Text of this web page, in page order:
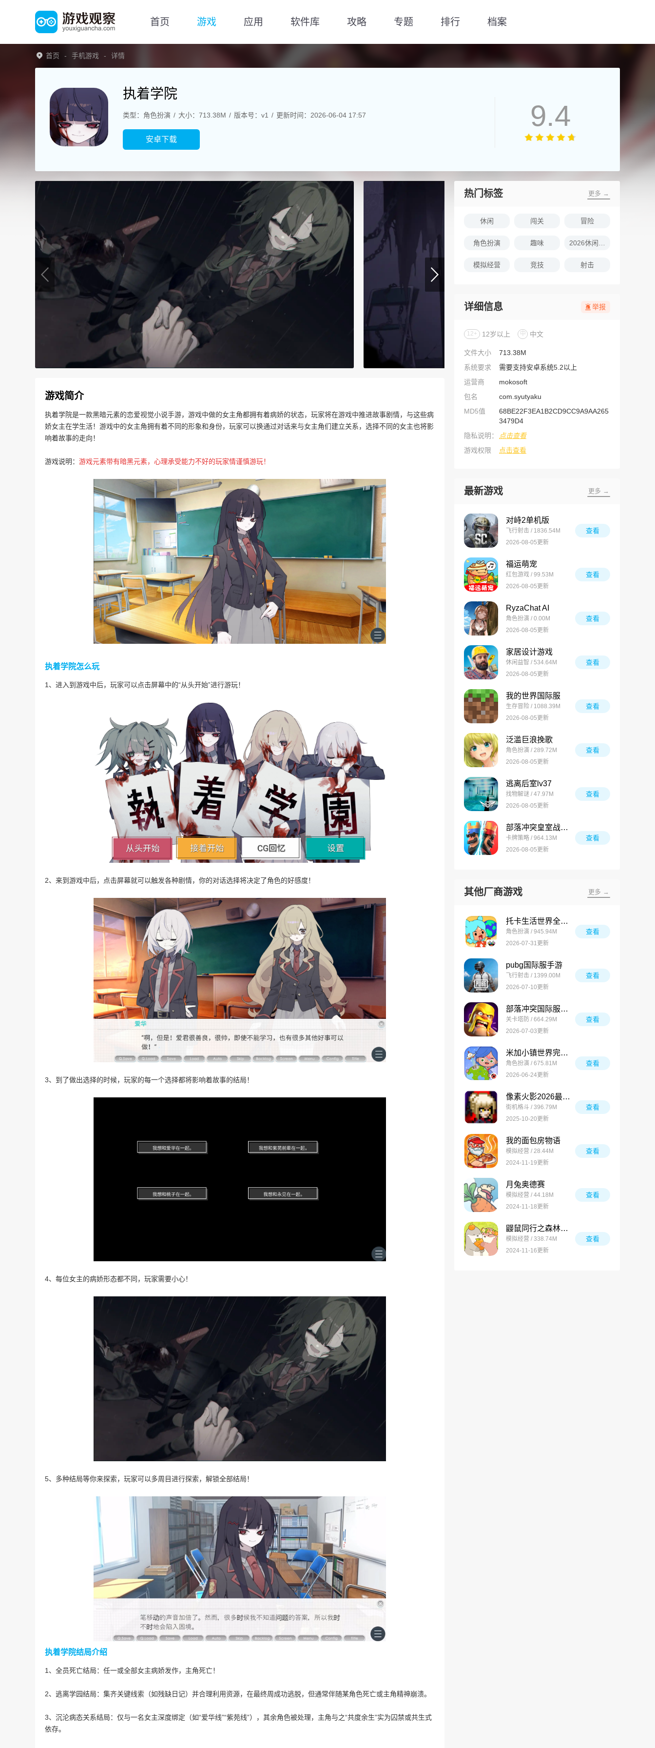
首页 游戏 应用 软件库 攻略 专题 排行 档案
首页 手机游戏 详情
执着学院
类型：角色扮演 大小：713.38M 版本号：v1 更新时间：2026-06-04 17:57
安卓下载
9.4
游戏简介
执着学院是一款黑暗元素的恋爱视觉小说手游，游戏中做的女主角都拥有着病娇的状态，玩家将在游戏中推进故事剧情，与这些病
娇女主在学生活！游戏中的女主角拥有着不同的形象和身份，玩家可以换通过对话来与女主角们建立关系，选择不同的女主也将影
响着故事的走向！
游戏说明： 游戏元素带有暗黑元素，心理承受能力不好的玩家情谨慎游玩！
执着学院怎么玩
1、进入到游戏中后，玩家可以点击屏幕中的“从头开始”进行游玩！
2、来到游戏中后，点击屏幕就可以触发各种剧情，你的对话选择将决定了角色的好感度！
3、到了做出选择的时候，玩家的每一个选择都将影响着故事的结局！
4、每位女主的病娇形态都不同，玩家需要小心！
5、多种结局等你来探索，玩家可以多周目进行探索，解锁全部结局！
执着学院结局介绍
1、全员死亡结局：任一或全部女主病娇发作，主角死亡！
2、逃离学园结局：集齐关键线索（如残缺日记）并合理利用资源，在最终周成功逃脱，但通常伴随某角色死亡或主角精神崩溃。
3、沉沦病态关系结局：仅与一名女主深度绑定（如“爱华线”“紫苑线”），其余角色被处理，主角与之“共度余生”实为囚禁或共生式
依存。
热门标签 更多 →
休闲 闯关 冒险
角色扮演 趣味
模拟经营 竞技 射击
详细信息 举报
12+ 12岁以上 中 中文
文件大小
713.38M
系统要求
需要支持安卓系统5.2以上
运营商
mokosoft
包名
com.syutyaku
MD5值
68BE22F3EA1B2CD9CC9A9AA265
3479D4
隐私说明：
点击查看
游戏权限
点击查看
最新游戏 更多 →
对峙2单机版
飞行射击 / 1836.54M
2026-08-05更新
查看
福运萌宠
红包游戏 / 99.53M
2026-08-05更新
查看
RyzaChat AI
角色扮演 / 0.00M
2026-08-05更新
查看
家居设计游戏
休闲益智 / 534.64M
2026-08-05更新
查看
我的世界国际服
生存冒险 / 1088.39M
2026-08-05更新
查看
泛滥巨浪挽歌
角色扮演 / 289.72M
2026-08-05更新
查看
逃离后室lv37
找物解谜 / 47.97M
2026-08-05更新
查看
部落冲突皇室战争国际服
卡牌策略 / 964.13M
2026-08-05更新
查看
其他厂商游戏 更多 →
托卡生活世界全解锁版
角色扮演 / 945.94M
2026-07-31更新
查看
pubg国际服手游
飞行射击 / 1399.00M
2026-07-10更新
查看
部落冲突国际服最新版
关卡塔防 / 664.29M
2026-07-03更新
查看
米加小镇世界完整版
角色扮演 / 675.81M
2026-06-24更新
查看
像素火影2026最新版
街机格斗 / 396.79M
2025-10-20更新
查看
我的面包房物语
模拟经营 / 28.44M
2024-11-19更新
查看
月兔奥德赛
模拟经营 / 44.18M
2024-11-18更新
查看
鼹鼠同行之森林之家万圣节版
模拟经营 / 338.74M
2024-11-16更新
查看